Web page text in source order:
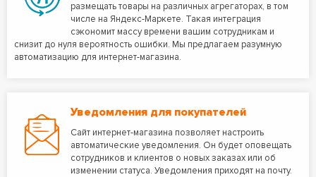
размещать товары на различных агрегаторах, в том
числе на Яндекс-Маркете. Такая интеграция
сэкономит массу времени вашим сотрудникам и
снизит до нуля вероятность ошибки. Мы предлагаем разумную
автоматизацию для интернет-магазина.
Уведомления для покупателей
Сайт интернет-магазина позволяет настроить
автоматические уведомления. Он будет оповещать
сотрудников и клиентов о новых заказах или об
изменении статуса. Уведомления приходят на почту.